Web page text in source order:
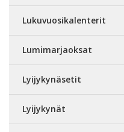
Lukuvuosikalenterit
Lumimarjaoksat
Lyijykynäsetit
Lyijykynät